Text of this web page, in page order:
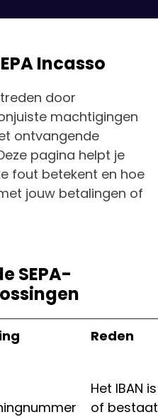
Incasso
door
machtigingen
ontvangende
pagina helpt je
fout betekent en hoe
jouw betalingen of
SEPA-
Reden
Het IBAN
of